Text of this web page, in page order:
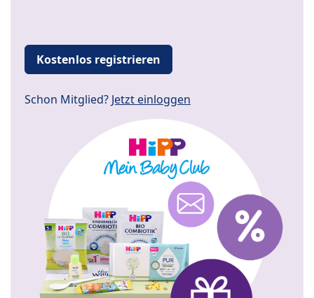
Kostenlos registrieren
Schon Mitglied? Jetzt einloggen